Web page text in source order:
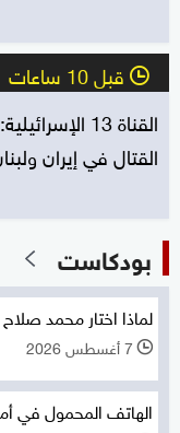
l قبل 10 ساعات
القناة 13
القتال في إيران
بودكاست
لماذا اختار محمد
l 7 أغسطس 2026
الهاتف المحمول في